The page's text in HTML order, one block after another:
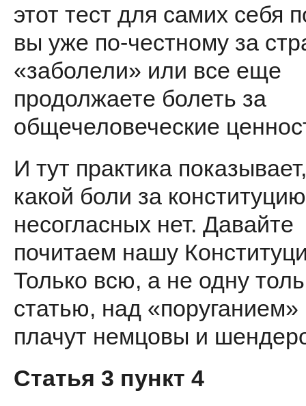
этот тест для самих себя
вы уже по-честному за
«заболе­ли» или все еще
продолжаете болеть за
общечеловеческие
И тут практика
какой боли за
несо­гласных нет. Давайте
почитаем нашу
Только всю, а не одну
статью, над «поруганием»
плачут немцовы и
Статья 3 пункт 4